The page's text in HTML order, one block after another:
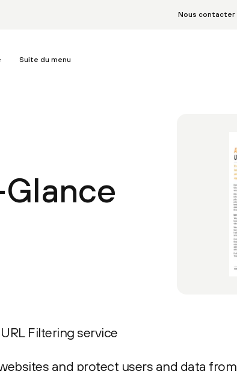
Nous contacter
Suite du menu
Filtering service
and protect users and data from